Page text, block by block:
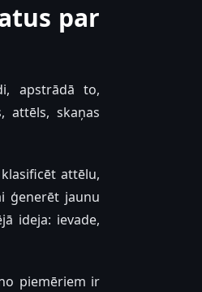
par
apstrādā to,
attēls, skaņas
attēlu,
ģenerēt jaunu
ideja: ievade,
piemēriem ir